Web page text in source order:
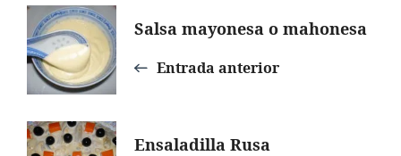
Navegación
de
entradas
Salsa mayonesa o mahonesa
Entrada anterior
Ensaladilla Rusa